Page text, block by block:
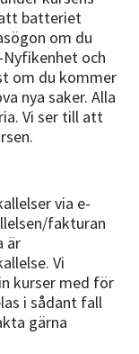
batteriet
om du
och
om du kommer
nya saker. Alla
Vi ser till att
via e-
fakturan
är
Vi
kurser med för
i sådant fall
gärna